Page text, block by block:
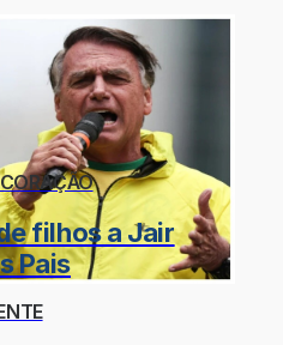
filhos a Jair
Pais